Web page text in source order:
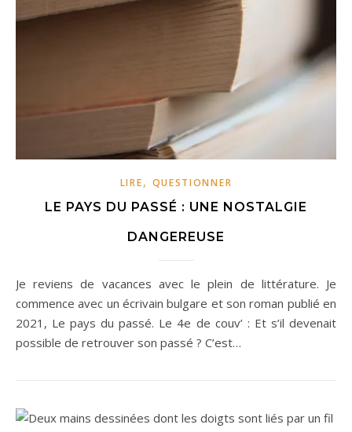
LIRE, QUESTIONNER
LE PAYS DU PASSÉ : UNE NOSTALGIE
DANGEREUSE
Je reviens de vacances avec le plein de littérature. Je
commence avec un écrivain bulgare et son roman publié en
2021, Le pays du passé. Le 4e de couv’ : Et s’il devenait
possible de retrouver son passé ? C’est…